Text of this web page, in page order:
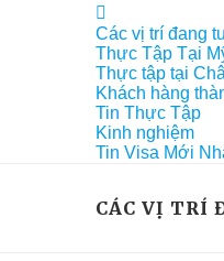
Các vị trí đang
Thực Tập Tại
Thực tập tại
Khách hàng
Tin Thực Tập
Kinh nghiệm
Tin Visa Mới
CÁC VỊ TRÍ